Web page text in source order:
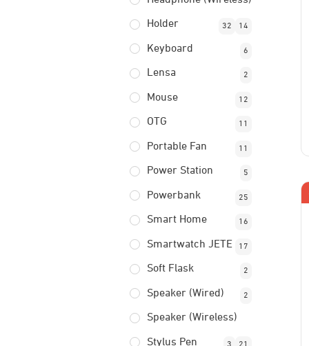
14
Holder 32
Keyboard 6
Lensa 2
Mouse 12
OTG 11
Portable Fan 11
Power Station 5
Powerbank 25
Smart Home 16
Smartwatch JETE 17
Soft Flask 2
Speaker (Wired) 2
Speaker (Wireless)
21
Stylus Pen 3